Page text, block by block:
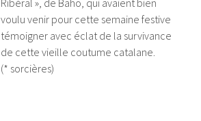
Ribéral », de Baho, qui avaient bien
voulu venir pour cette semaine festive
témoigner avec éclat de la survivance
de cette vieille coutume catalane.
(* sorcières)